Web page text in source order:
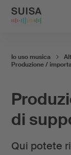
di
Qui potete
Io uso musica
Produzione /